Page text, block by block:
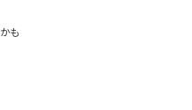
も